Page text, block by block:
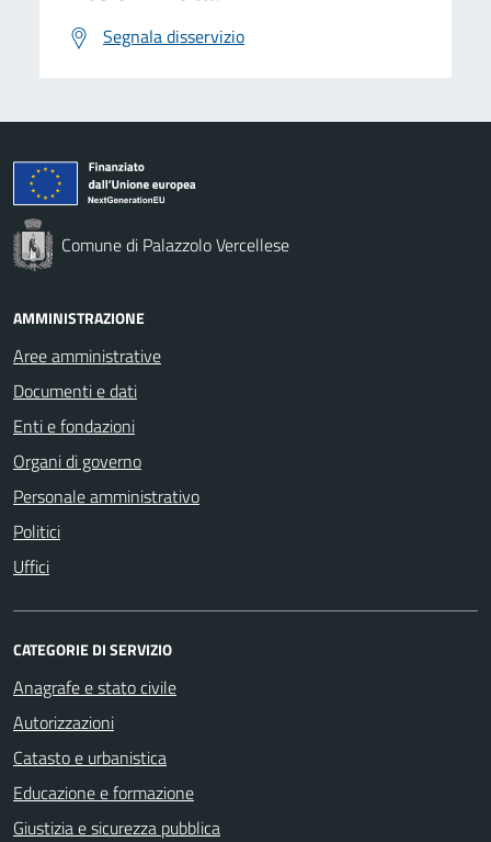
Segnala disservizio
Comune di Palazzolo Vercellese
AMMINISTRAZIONE
Aree amministrative
Documenti e dati
Enti e fondazioni
Organi di governo
Personale amministrativo
Politici
Uffici
CATEGORIE DI SERVIZIO
Anagrafe e stato civile
Autorizzazioni
Catasto e urbanistica
Educazione e formazione
Giustizia e sicurezza pubblica